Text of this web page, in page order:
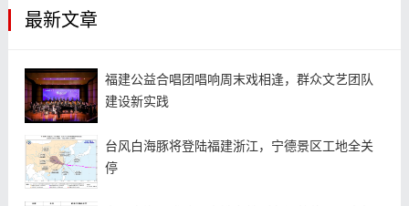
最新文章
福建公益合唱团唱响周末戏相逢，群众文艺团队
建设新实践
台风白海豚将登陆福建浙江，宁德景区工地全关
停